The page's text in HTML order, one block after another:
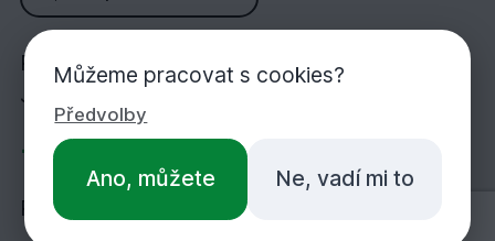
Potřebujete poradit?
Jsme tu pro Vás!
+420 283 933 452
PO-PÁ 7:00-16:30
Můžeme pracovat s cookies?
Předvolby
Ano, můžete Ne, vadí mi to